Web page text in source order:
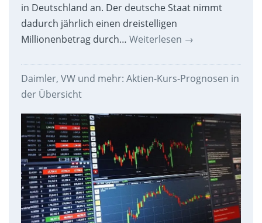
in Deutschland an. Der deutsche Staat nimmt
dadurch jährlich einen dreistelligen
Millionenbetrag durch… Weiterlesen →
Daimler, VW und mehr: Aktien-Kurs-Prognosen in
der Übersicht